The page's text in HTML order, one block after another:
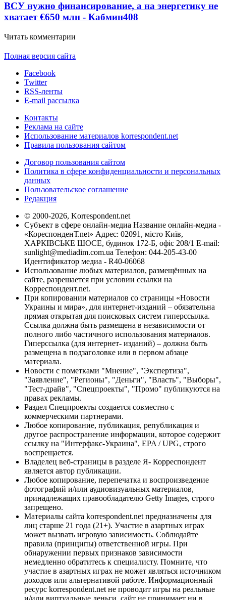
ВСУ нужно финансирование, а на энергетику не
хватает €650 млн - Кабмин408
Читать комментарии
Полная версия сайта
Facebook
Twitter
RSS-ленты
E-mail рассылка
Контакты
Реклама на сайте
Использование материалов korrespondent.net
Правила пользования сайтом
Договор пользования сайтом
Политика в сфере конфиденциальности и персональных
данных
Пользовательское соглашение
Редакция
© 2000-2026, Korrespondent.net
Субъект в сфере онлайн-медиа Название онлайн-медиа -
«КореспонденТ.net» Адрес: 02091, місто Київ,
ХАРКІВСЬКЕ ШОСЕ, будинок 172-Б, офіс 208/1 E-mail:
sunlight@mediadim.com.ua Телефон: 044-205-43-00
Идентификатор медиа - R40-06068
Использование любых материалов, размещённых на
сайте, разрешается при условии ссылки на
Корреспондент.net.
При копировании материалов со страницы «Новости
Украины и мира», для интернет-изданий – обязательна
прямая открытая для поисковых систем гиперссылка.
Ссылка должна быть размещена в независимости от
полного либо частичного использования материалов.
Гиперссылка (для интернет- изданий) – должна быть
размещена в подзаголовке или в первом абзаце
материала.
Новости с пометками "Мнение", "Экспертиза",
"Заявление", "Регионы", "Деньги", "Власть", "Выборы",
"Тест-драйв", "Спецпроекты", "Промо" публикуются на
правах рекламы.
Раздел Спецпроекты создается совместно с
коммерческими партнерами.
Любое копирование, публикация, републикация и
другое распространение информации, которое содержит
ссылку на "Интерфакс-Украина", EPA / UPG, строго
воспрещается.
Владелец веб-страницы в разделе Я- Корреспондент
является автор публикации.
Любое копирование, перепечатка и воспроизведение
фотографий и/или аудиовизуальных материалов,
принадлежащих правообладателю Getty Images, строго
запрещено.
Материалы сайта korrespondent.net предназначены для
лиц старше 21 года (21+). Участие в азартных играх
может вызвать игровую зависимость. Соблюдайте
правила (принципы) ответственной игры. При
обнаружении первых признаков зависимости
немедленно обратитесь к специалисту. Помните, что
участие в азартных играх не может являться источником
доходов или альтернативой работе. Информационный
ресурс korrespondent.net не проводит игры на реальные
и/или виртуальные деньги, сайт не принимает ни в